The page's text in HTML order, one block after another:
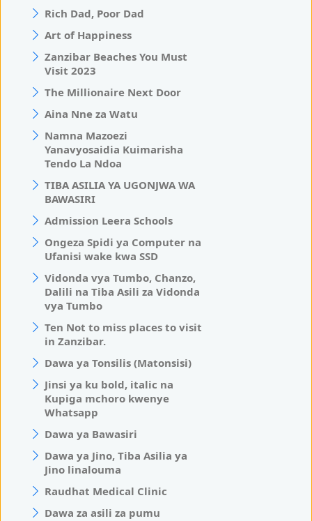
Rich Dad, Poor Dad
Art of Happiness
Zanzibar Beaches You Must
Visit 2023
The Millionaire Next Door
Aina Nne za Watu
Namna Mazoezi
Yanavyosaidia Kuimarisha
Tendo La Ndoa
TIBA ASILIA YA UGONJWA WA
BAWASIRI
Admission Leera Schools
Ongeza Spidi ya Computer na
Ufanisi wake kwa SSD
Vidonda vya Tumbo, Chanzo,
Dalili na Tiba Asili za Vidonda
vya Tumbo
Ten Not to miss places to visit
in Zanzibar.
Dawa ya Tonsilis (Matonsisi)
Jinsi ya ku bold, italic na
Kupiga mchoro kwenye
Whatsapp
Dawa ya Bawasiri
Dawa ya Jino, Tiba Asilia ya
Jino linalouma
Raudhat Medical Clinic
Dawa za asili za pumu